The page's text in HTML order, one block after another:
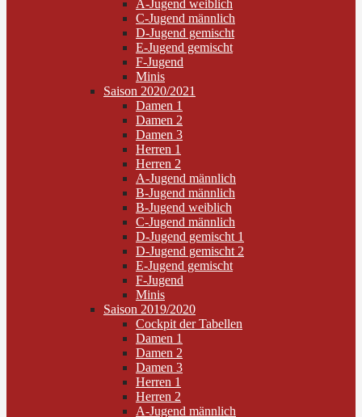
A-Jugend weiblich
C-Jugend männlich
D-Jugend gemischt
E-Jugend gemischt
F-Jugend
Minis
Saison 2020/2021
Damen 1
Damen 2
Damen 3
Herren 1
Herren 2
A-Jugend männlich
B-Jugend männlich
B-Jugend weiblich
C-Jugend männlich
D-Jugend gemischt 1
D-Jugend gemischt 2
E-Jugend gemischt
F-Jugend
Minis
Saison 2019/2020
Cockpit der Tabellen
Damen 1
Damen 2
Damen 3
Herren 1
Herren 2
A-Jugend männlich